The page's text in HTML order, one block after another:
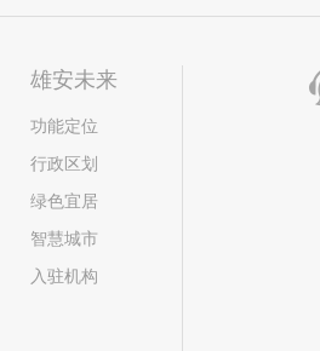
雄安未来
功能定位
行政区划
绿色宜居
智慧城市
入驻机构